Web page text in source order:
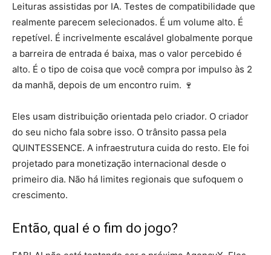
Leituras assistidas por IA. Testes de compatibilidade que
realmente parecem selecionados. É um volume alto. É
repetível. É incrivelmente escalável globalmente porque
a barreira de entrada é baixa, mas o valor percebido é
alto. É o tipo de coisa que você compra por impulso às 2
da manhã, depois de um encontro ruim. 🍷
Eles usam distribuição orientada pelo criador. O criador
do seu nicho fala sobre isso. O trânsito passa pela
QUINTESSENCE. A infraestrutura cuida do resto. Ele foi
projetado para monetização internacional desde o
primeiro dia. Não há limites regionais que sufoquem o
crescimento.
Então, qual é o fim do jogo?